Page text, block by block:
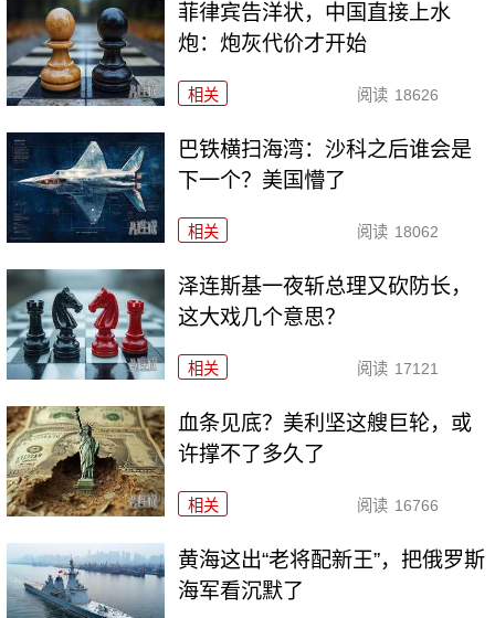
菲律宾告洋状，中国直接上水
炮：炮灰代价才开始
相关 阅读 18626
巴铁横扫海湾：沙科之后谁会是
下一个？美国懵了
相关 阅读 18062
泽连斯基一夜斩总理又砍防长，
这大戏几个意思？
相关 阅读 17121
血条见底？美利坚这艘巨轮，或
许撑不了多久了
相关 阅读 16766
黄海这出“老将配新王”，把俄罗斯
海军看沉默了